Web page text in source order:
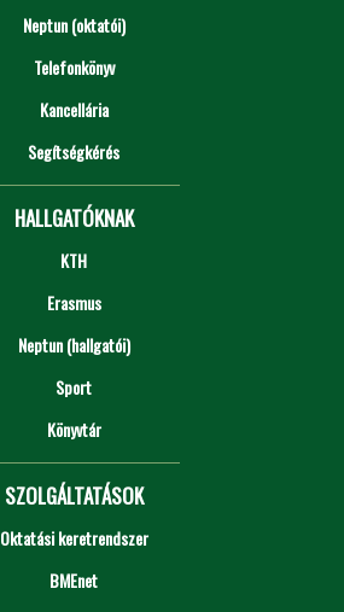
Neptun (oktatói)
Telefonkönyv
Kancellária
Segítségkérés
HALLGATÓKNAK
KTH
Erasmus
Neptun (hallgatói)
Sport
Könyvtár
SZOLGÁLTATÁSOK
Oktatási keretrendszer
BMEnet